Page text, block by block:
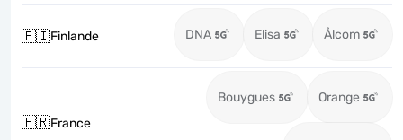
🇫🇮Finlande DNA Elisa Ålcom
🇫🇷France
Bouygues Orange